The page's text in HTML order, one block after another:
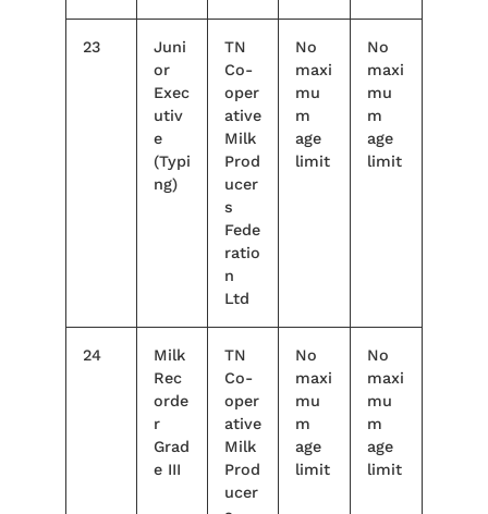
23
Juni
or
Exec
utiv
e
(Typi
ng)
TN
Co-
oper
ative
Milk
Prod
ucer
s
Fede
ratio
n
Ltd
No
maxi
mu
m
age
limit
No
maxi
mu
m
age
limit
24
Milk
Rec
orde
r
Grad
e III
TN
Co-
oper
ative
Milk
Prod
ucer
No
maxi
mu
m
age
limit
No
maxi
mu
m
age
limit